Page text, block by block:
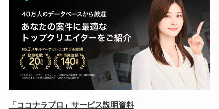
「ココナラプロ」サービス説明資料